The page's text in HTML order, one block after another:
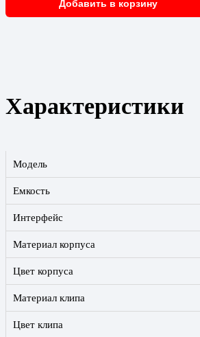
Добавить в корзину
Характеристики
Модель
Емкость
Интерфейс
Материал корпуса
Цвет корпуса
Материал клипа
Цвет клипа